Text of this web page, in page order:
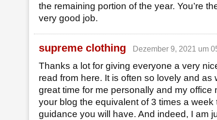
the remaining portion of the year. You’re
very good job.
supreme clothing Dezember 9, 2021 um
Thanks a lot for giving everyone a very
read from here. It is often so lovely and as
great time for me personally and my office
your blog the equivalent of 3 times a week
guidance you will have. And indeed, I am